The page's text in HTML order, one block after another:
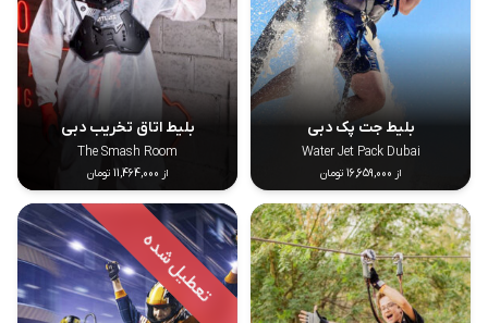
بلیط جت پک دبی
Water Jet Pack Dubai
از 16,659,000 تومان
بلیط اتاق تخریب دبی
The Smash Room
از 11,464,000 تومان